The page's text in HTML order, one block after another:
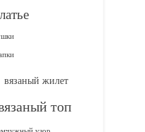
вязаный жилет
топ